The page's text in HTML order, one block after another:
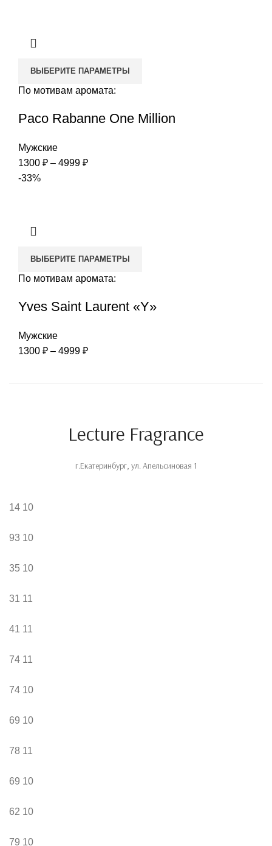
ВЫБЕРИТЕ ПАРАМЕТРЫ
По мотивам аромата:
Paco Rabanne One Million
Мужские
1300 ₽ – 4999 ₽Диапазон
-33%
ВЫБЕРИТЕ ПАРАМЕТРЫ
По мотивам аромата:
Yves Saint Laurent «Y»
Мужские
1300 ₽ – 4999 ₽Диапазон
1300 ₽
Lecture Fragrance
г.Екатеринбург, ул. Апельсиновая 1
14 10
93 10
35 10
31 11
41 11
74 11
74 10
69 10
78 11
69 10
62 10
79 10